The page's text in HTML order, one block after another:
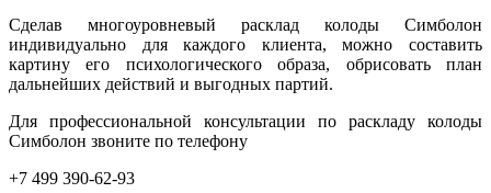
Сделав многоуровневый расклад колоды Симболон
индивидуально для каждого клиента, можно составить
картину его психологического образа, обрисовать план
дальнейших действий и выгодных партий.
Для профессиональной консультации по раскладу колоды
Симболон звоните по телефону
+7 499 390-62-93